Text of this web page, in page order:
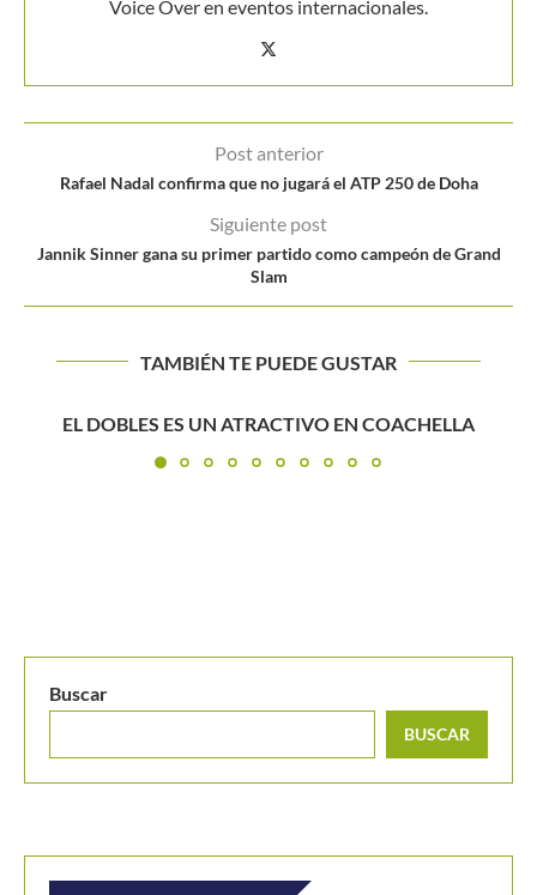
Voice Over en eventos internacionales.
Post anterior
Rafael Nadal confirma que no jugará el ATP 250 de Doha
Siguiente post
Jannik Sinner gana su primer partido como campeón de Grand
Slam
TAMBIÉN TE PUEDE GUSTAR